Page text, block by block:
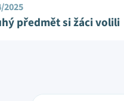
2025
předmět si žáci volili